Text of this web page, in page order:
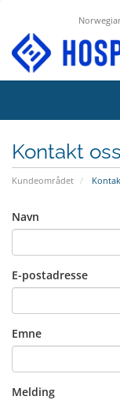
Kontakt oss
Kundeområdet
Navn
E-postadresse
Emne
Melding